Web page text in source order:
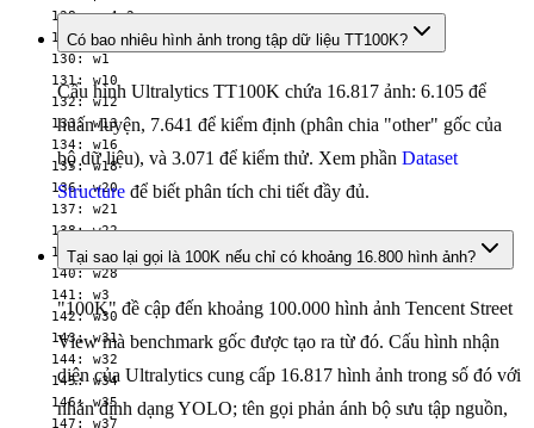
  128: pw4.2
  129: pw4.5
  130: w1
  131: w10
  132: w12
  133: w13
  134: w16
  135: w18
  136: w20
  137: w21
  138: w22
  139: w24
  140: w28
  141: w3
  142: w30
  143: w31
  144: w32
  145: w34
  146: w35
  147: w37
Có bao nhiêu hình ảnh trong tập dữ liệu TT100K?
Cấu hình Ultralytics TT100K chứa 16.817 ảnh: 6.105 để
huấn luyện, 7.641 để kiểm định (phân chia "other" gốc của
bộ dữ liệu), và 3.071 để kiểm thử. Xem phần Dataset
Structure để biết phân tích chi tiết đầy đủ.
Tại sao lại gọi là 100K nếu chỉ có khoảng 16.800 hình ảnh?
"100K" đề cập đến khoảng 100.000 hình ảnh Tencent Street
View mà benchmark gốc được tạo ra từ đó. Cấu hình nhận
diện của Ultralytics cung cấp 16.817 hình ảnh trong số đó với
nhãn định dạng YOLO; tên gọi phản ánh bộ sưu tập nguồn,